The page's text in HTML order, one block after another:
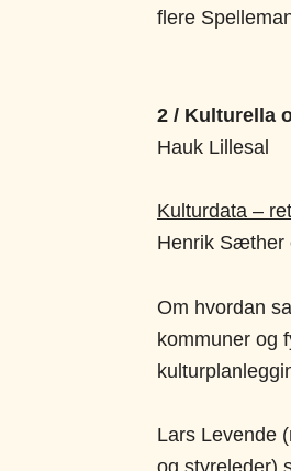
flere
2 / Kulturella
Hauk Lillesal
Kulturdata –
Henrik Sæther
Om hvordan
kommuner og
Lars Levende